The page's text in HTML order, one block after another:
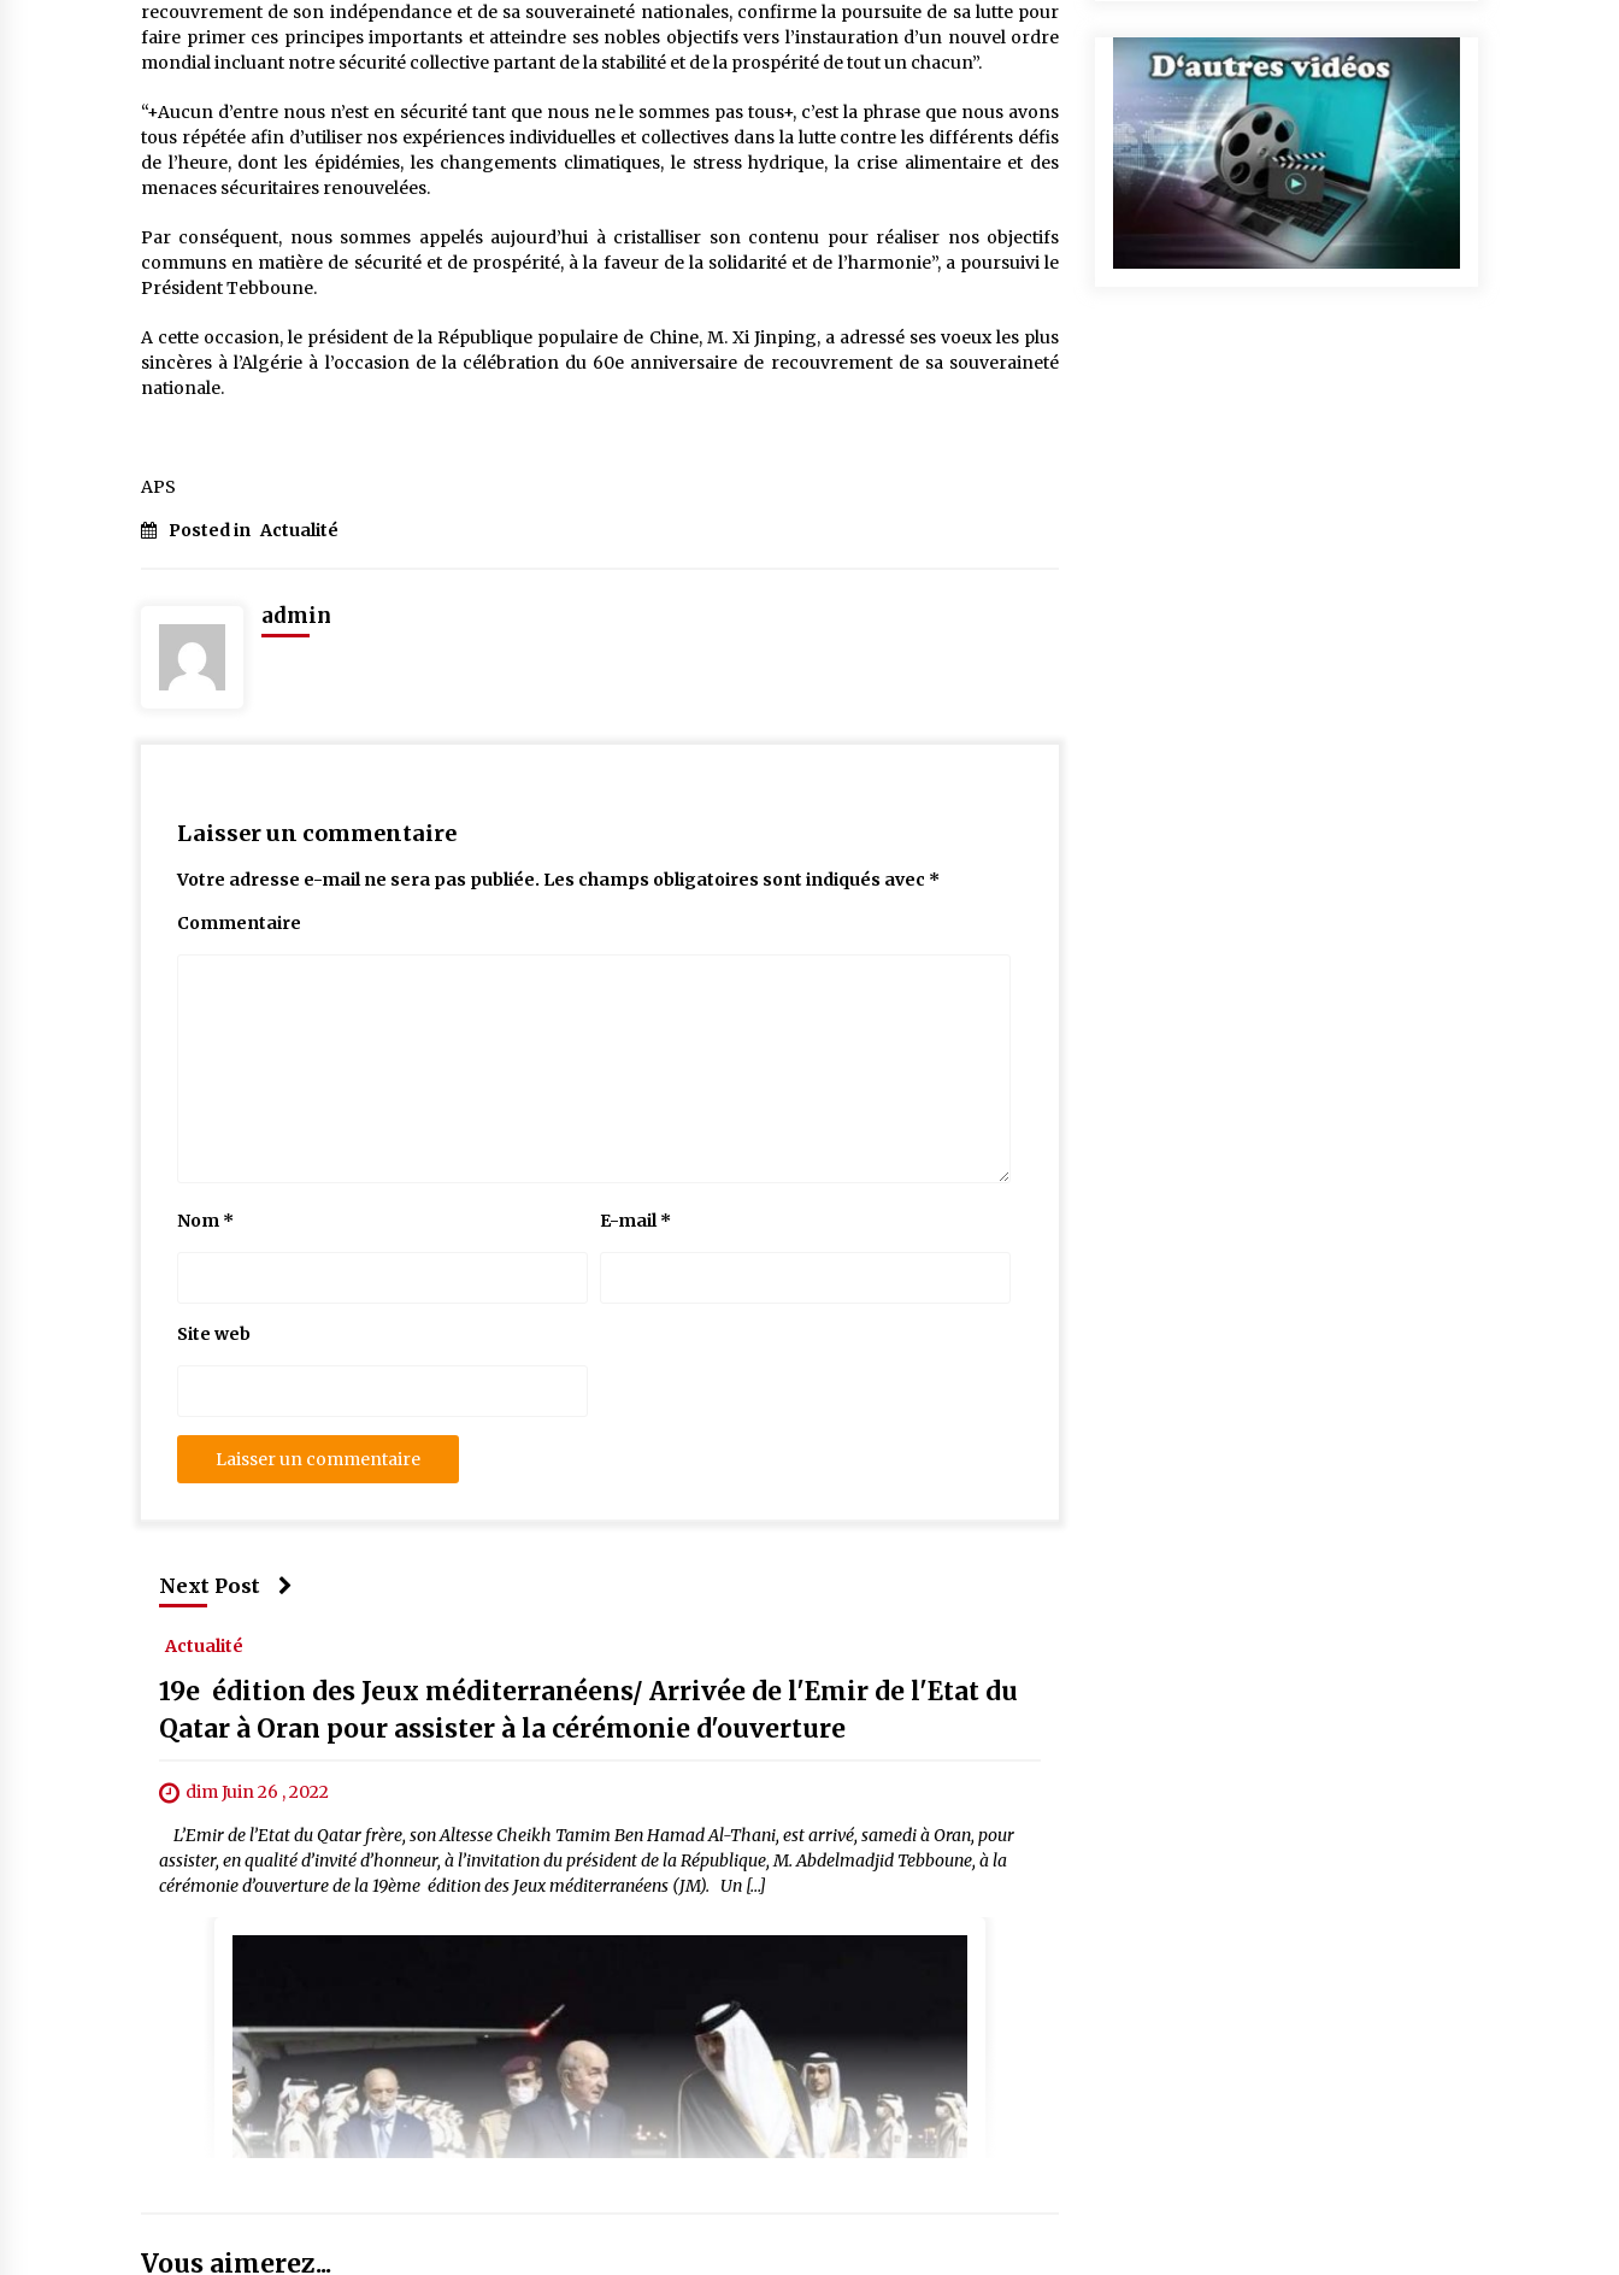
recouvrement de son indépendance et de sa souveraineté nationales, confirme la poursuite de sa lutte pour
faire primer ces principes importants et atteindre ses nobles objectifs vers l’instauration d’un nouvel ordre
mondial incluant notre sécurité collective partant de la stabilité et de la prospérité de tout un chacun”.
“+Aucun d’entre nous n’est en sécurité tant que nous ne le sommes pas tous+, c’est la phrase que nous avons
tous répétée afin d’utiliser nos expériences individuelles et collectives dans la lutte contre les différents défis
de l’heure, dont les épidémies, les changements climatiques, le stress hydrique, la crise alimentaire et des
menaces sécuritaires renouvelées.
Par conséquent, nous sommes appelés aujourd’hui à cristalliser son contenu pour réaliser nos objectifs
communs en matière de sécurité et de prospérité, à la faveur de la solidarité et de l’harmonie”, a poursuivi le
Président Tebboune.
A cette occasion, le président de la République populaire de Chine, M. Xi Jinping, a adressé ses voeux les plus
sincères à l’Algérie à l’occasion de la célébration du 60e anniversaire de recouvrement de sa souveraineté
nationale.
APS
Posted in Actualité
admin
Laisser un commentaire
Votre adresse e-mail ne sera pas publiée. Les champs obligatoires sont indiqués avec *
Commentaire
Nom * E-mail*
Site web
Next Post
Actualité
19e édition des Jeux méditerranéens/ Arrivée de l'Emir de l'Etat du
Qatar à Oran pour assister à la cérémonie d'ouverture
dim Juin 26 , 2022
L’Emir de l’Etat du Qatar frère, son Altesse Cheikh Tamim Ben Hamad Al-Thani, est arrivé, samedi à Oran, pour
assister, en qualité d’invité d’honneur, à l’invitation du président de la République, M. Abdelmadjid Tebboune, à la
cérémonie d’ouverture de la 19ème édition des Jeux méditerranéens (JM). Un […]
Vous aimerez...